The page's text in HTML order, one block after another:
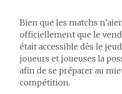
Bien que les matchs
officiellement que le
était accessible dès le
joueurs et joueuses la
afin de se préparer au
compétition.